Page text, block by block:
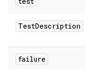
TestDescription
failure